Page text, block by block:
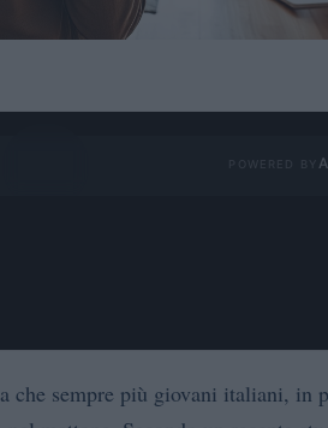
che sempre più giovani italiani, in